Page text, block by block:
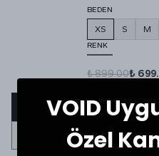
BEDEN
XS S M
RENK
₺ 899.00₺
VOID
Özel